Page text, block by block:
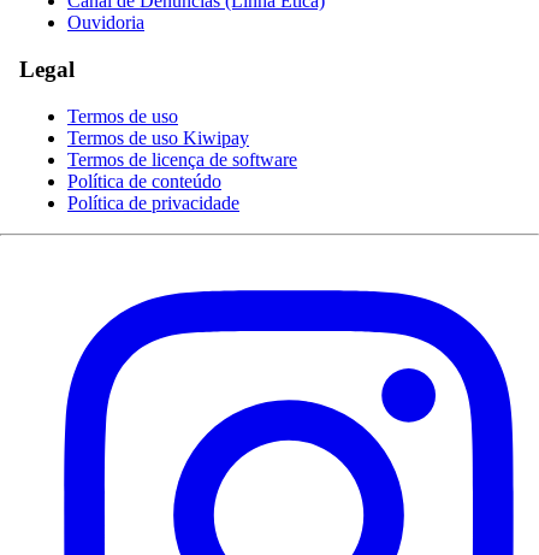
Ouvidoria
Legal
Termos de uso
Termos de uso Kiwipay
Termos de licença de software
Política de conteúdo
Política de privacidade